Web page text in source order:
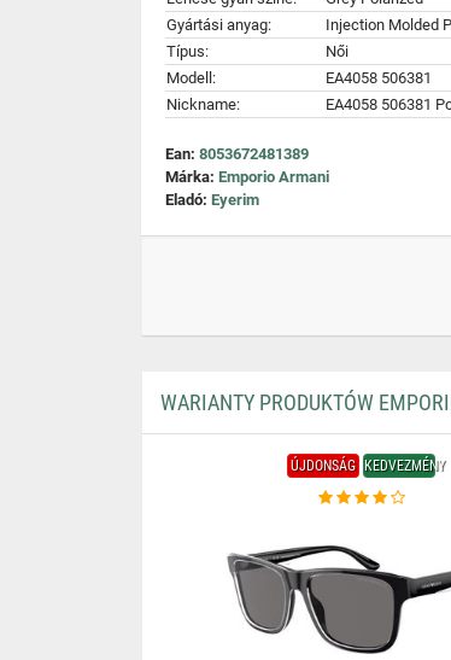
Gyártási anyag:
Injection Molded
Típus:
Női
Modell:
EA4058 506381
Nickname:
EA4058 506381
Ean: 8053672481389
Márka: Emporio Armani
Eladó: Eyerim
WARIANTY PRODUKTÓW
ÚJDONSÁG KEDVEZMÉNY